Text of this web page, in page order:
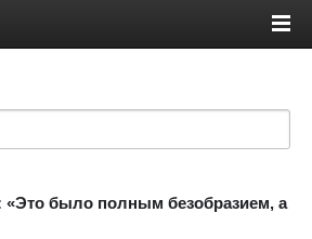
«Это было полным безобразием, а